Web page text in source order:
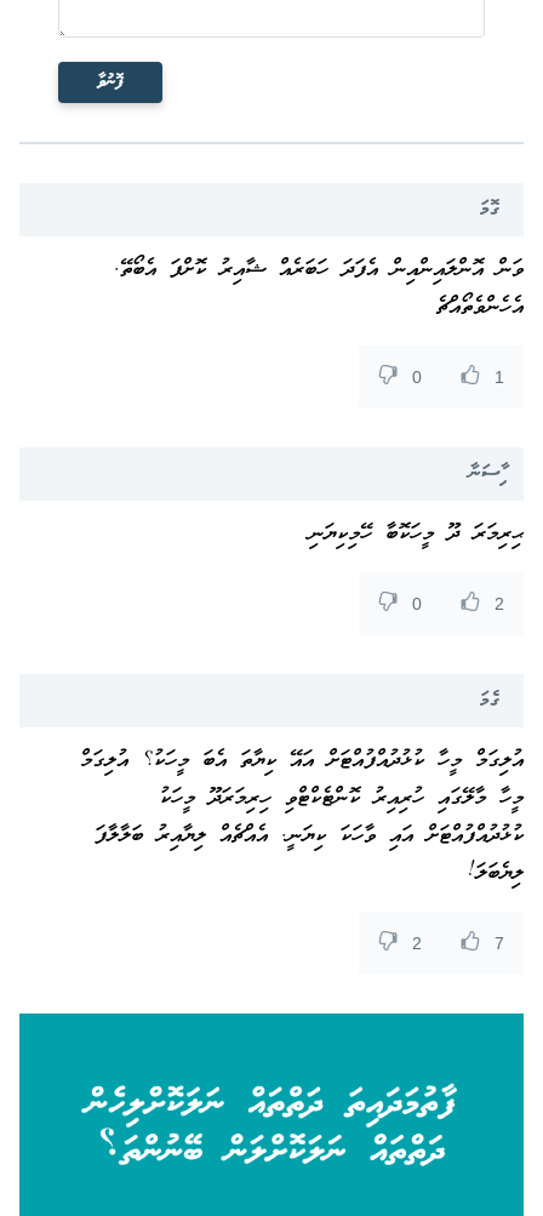
ފޮނުވާ
ގޮމަ
ވަން އޮންލައިންއިން އެފަދަ ހަބަރެއް ޝާއިރު ކޮށްފަ އެބޯތޭ.
އެހެންވެތޯއްޗެ
1
0
ާިސަނާ
ޙިރިމަރަ ދޫ މީހަކޮބާ ހޭމިކިޔަނި
2
0
ގެމަ
އުލިގަމް މީހާ ކުޅުދުއްފުއްޓަށް އައޭ ކިޔާތަ އެބަ މީހަކު؟ އުލިގަމް
މީހާ މާލޭގައި ހުރިއިރު ކޮންޓެކްޓްވި ހިރިމަރަދޫ މީހަކު
ކުޅުދުއްފުއްޓަށް އައި ވާހަކަ ކިޔަނީ. އެއްޗެއް ލިޔާއިރު ބަލާލާފަ
ލިޔެބަލަ!
7
2